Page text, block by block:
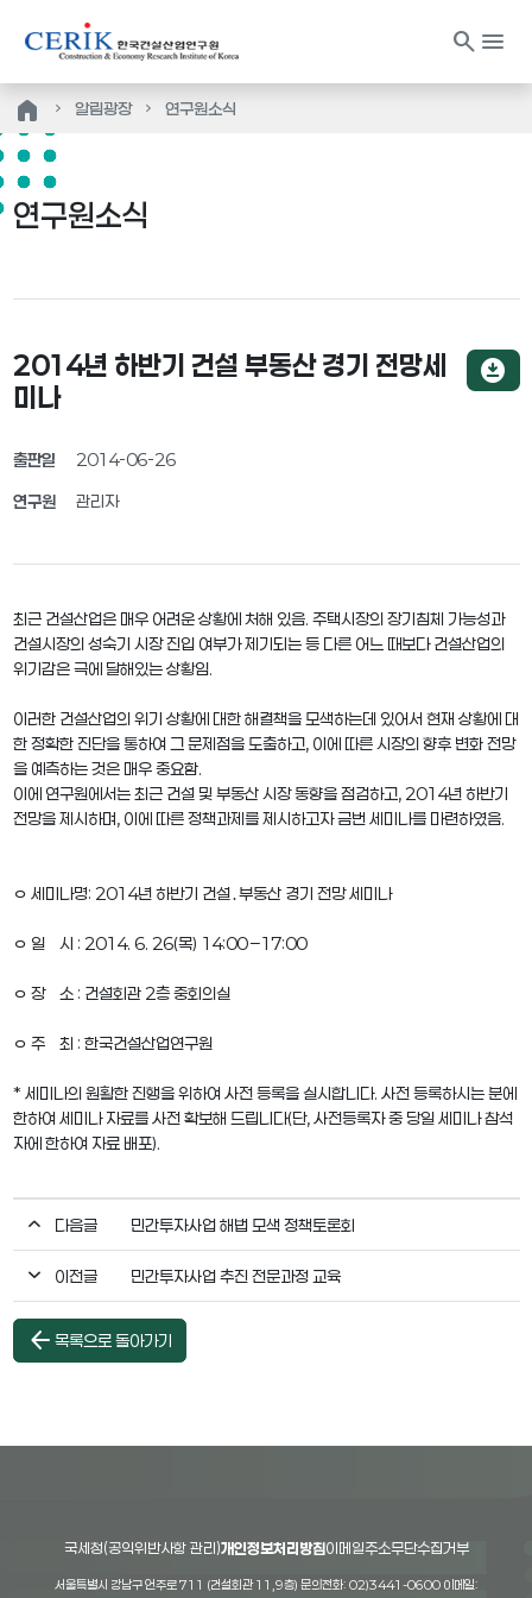
search menu
home 알림광장 연구원소식
연구원소식
2014년 하반기 건설 부동산 경기 전망세
미나
출판일 2014-06-26
연구원 관리자
download_for_offline
최근 건설산업은 매우 어려운 상황에 처해 있음. 주택시장의 장기침체 가능성과
건설시장의 성숙기 시장 진입 여부가 제기되는 등 다른 어느 때보다 건설산업의
위기감은 극에 달해있는 상황임.
이러한 건설산업의 위기 상황에 대한 해결책을 모색하는데 있어서 현재 상황에 대
한 정확한 진단을 통하여 그 문제점을 도출하고, 이에 따른 시장의 향후 변화 전망
을 예측하는 것은 매우 중요함.
이에 연구원에서는 최근 건설 및 부동산 시장 동향을 점검하고, 2014년 하반기
전망을 제시하며, 이에 따른 정책과제를 제시하고자 금번 세미나를 마련하였음.
ㅇ 세미나명: 2014년 하반기 건설․부동산 경기 전망 세미나
ㅇ 일 시 : 2014. 6. 26(목) 14:00 –17:00
ㅇ 장 소 : 건설회관 2층 중회의실
ㅇ 주 최 : 한국건설산업연구원
* 세미나의 원활한 진행을 위하여 사전 등록을 실시합니다. 사전 등록하시는 분에
한하여 세미나 자료를 사전 확보해 드립니다(단, 사전등록자 중 당일 세미나 참석
자에 한하여 자료 배포).
다음글 민간투자사업 해법 모색 정책토론회
이전글 민간투자사업 추진 전문과정 교육
arrow_back 목록으로 돌아가기
국세청(공익위반사항 관리)개인정보처리방침이메일주소무단수집거부
서울특별시 강남구 언주로 711 (건설회관 11,9층) 문의전화: 02)3441-0600 이메일: